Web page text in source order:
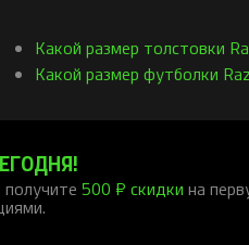
Какой размер толстовки
Какой размер футболки
500 ₽ скидки на